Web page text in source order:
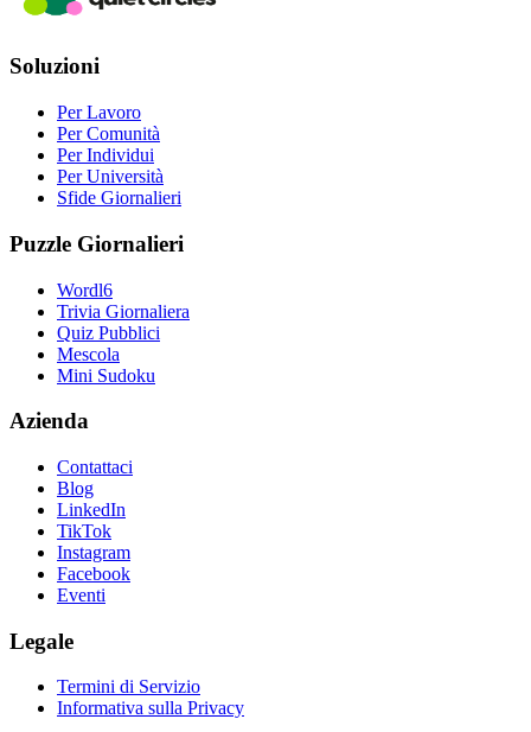
Soluzioni
Per Lavoro
Per Comunità
Per Individui
Per Università
Sfide Giornalieri
Puzzle Giornalieri
Wordl6
Trivia Giornaliera
Quiz Pubblici
Mescola
Mini Sudoku
Azienda
Contattaci
Blog
LinkedIn
TikTok
Instagram
Facebook
Eventi
Legale
Termini di Servizio
Informativa sulla Privacy